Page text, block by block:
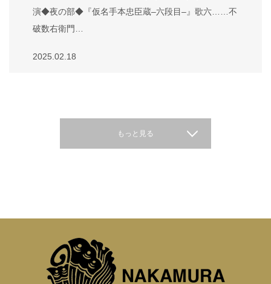
演◆夜の部◆『仮名手本忠臣蔵–六段目–』歌六……不
破数右衛門…
2025.02.18
もっと見る